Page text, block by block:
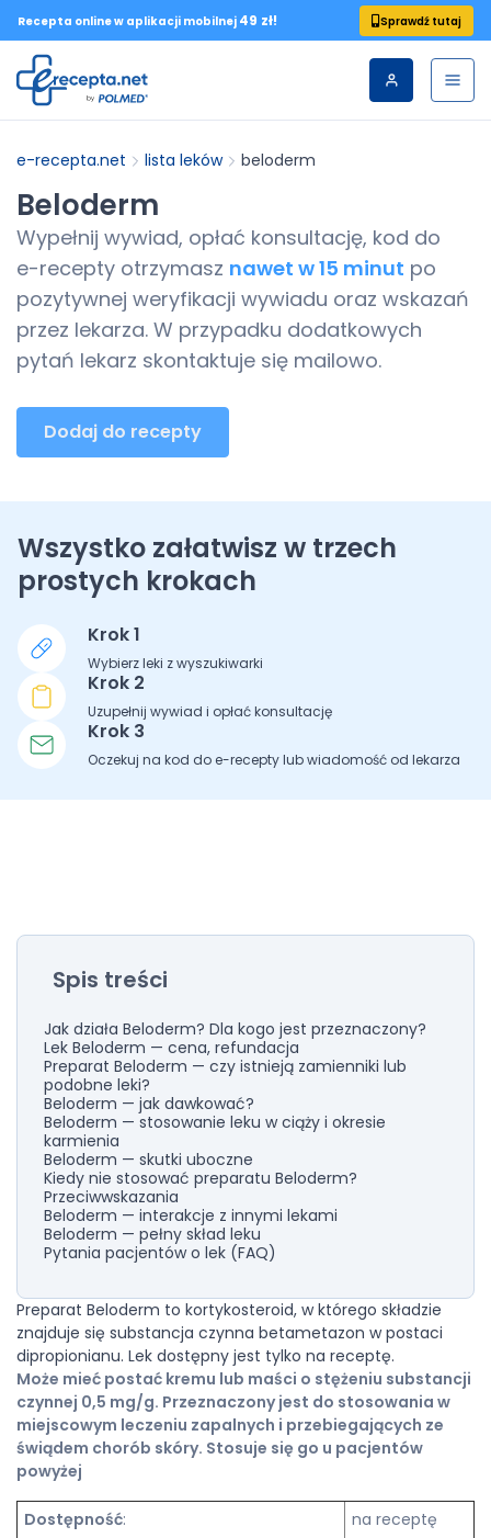
Recepta online w aplikacji mobilnej 49 zł! Sprawdź tutaj
e-recepta.net lista leków beloderm
Beloderm
Wypełnij wywiad, opłać konsultację, kod do
e-recepty otrzymasz nawet w 15 minut po
pozytywnej weryfikacji wywiadu oraz wskazań
przez lekarza. W przypadku dodatkowych
pytań lekarz skontaktuje się mailowo.
Dodaj do recepty
Wszystko załatwisz w trzech
prostych krokach
Krok 1
Wybierz leki z wyszukiwarki
Krok 2
Uzupełnij wywiad i opłać konsultację
Krok 3
Oczekuj na kod do e-recepty lub wiadomość od lekarza
Preparat Beloderm to kortykosteroid, w którego składzie
znajduje się substancja czynna betametazon w postaci
dipropionianu. Lek dostępny jest tylko na receptę.
Może mieć postać kremu lub maści o stężeniu substancji
czynnej 0,5 mg/g. Przeznaczony jest do stosowania w
miejscowym leczeniu zapalnych i przebiegających ze
świądem chorób skóry. Stosuje się go u pacjentów
powyżej
Dostępność: na receptę
Spis treści
Jak działa Beloderm? Dla kogo jest przeznaczony?
Lek Beloderm — cena, refundacja
Preparat Beloderm — czy istnieją zamienniki lub
podobne leki?
Beloderm — jak dawkować?
Beloderm — stosowanie leku w ciąży i okresie
karmienia
Beloderm — skutki uboczne
Kiedy nie stosować preparatu Beloderm?
Przeciwwskazania
Beloderm — interakcje z innymi lekami
Beloderm — pełny skład leku
Pytania pacjentów o lek (FAQ)